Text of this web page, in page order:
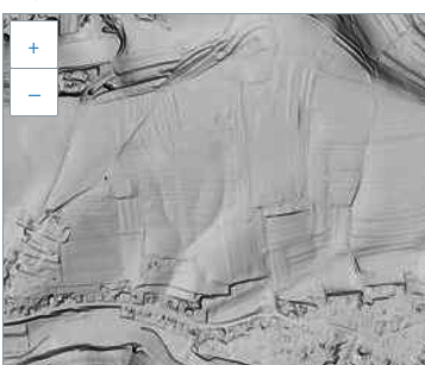
+
–